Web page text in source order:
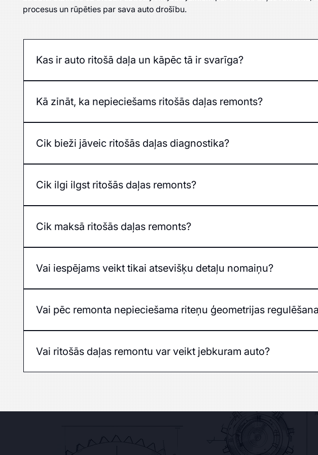
procesus un rūpēties par sava auto drošību.
Kas ir auto ritošā daļa un kāpēc tā ir svarīga?
Kā zināt, ka nepieciešams ritošās daļas remonts?
Cik bieži jāveic ritošās daļas diagnostika?
Cik ilgi ilgst ritošās daļas remonts?
Cik maksā ritošās daļas remonts?
Vai iespējams veikt tikai atsevišķu detaļu nomaiņu?
Vai pēc remonta nepieciešama riteņu ģeometrijas
Vai ritošās daļas remontu var veikt jebkuram auto?